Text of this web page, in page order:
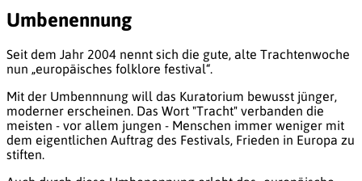
Umbenennung
Seit dem Jahr 2004 nennt sich die gute, alte Trachtenwoche
nun „europäisches folklore festival“.
Mit der Umbennnung will das Kuratorium bewusst jünger,
moderner erscheinen. Das Wort "Tracht" verbanden die
meisten - vor allem jungen - Menschen immer weniger mit
dem eigentlichen Auftrag des Festivals, Frieden in Europa zu
stiften.